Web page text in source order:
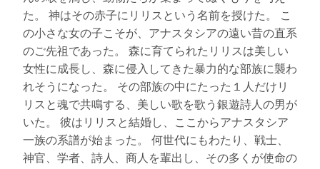
た。 神はその赤子にリリスという名前を授けた。 こ
の小さな女の子こそが、アナスタシアの遠い昔の直系
のご先祖であった。 森に育てられたリリスは美しい
女性に成長し、森に侵入してきた暴力的な部族に襲わ
れそうになった。 その部族の中にたった１人だけリ
リスと魂で共鳴する、美しい歌を歌う銀遊詩人の男が
いた。 彼はリリスと結婚し、ここからアナスタシア
一族の系譜が始まった。 何世代にもわたり、戦士、
神官、学者、詩人、商人を輩出し、その多くが使命の